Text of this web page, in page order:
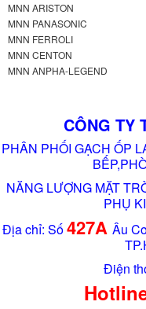
MNN ARISTON
MNN PANASONIC
MNN FERROLI
MNN CENTON
MNN ANPHA-LEGEND
CÔNG TY
PHÂN PHỐI GẠCH ỐP
NĂNG LƯỢNG MẶT
PHỤ
Địa chỉ: Số427A Âu
Điện